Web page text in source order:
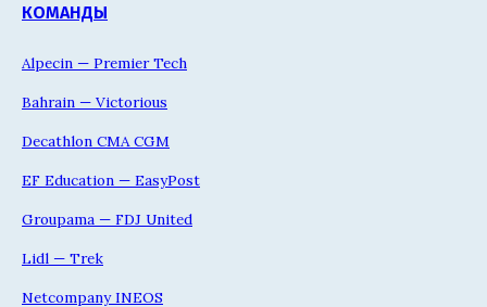
КОМАНДЫ
Alpecin — Premier Tech
Bahrain — Victorious
Decathlon CMA CGM
EF Education — EasyPost
Groupama — FDJ United
Lidl — Trek
Netcompany INEOS